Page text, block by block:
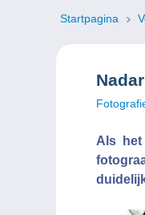
Startpagina
Als het